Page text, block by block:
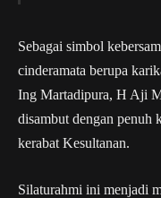
Sebagai simbol
cinderamata berupa
Ing Martadipura, H Aji
disambut dengan penuh
kerabat Kesultanan.
Silaturahmi ini menjadi